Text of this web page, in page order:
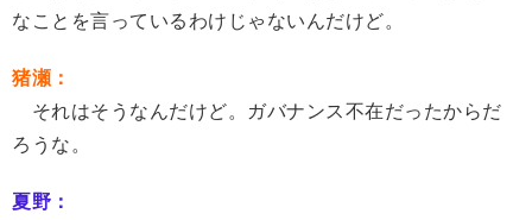
なことを言っているわけじゃないんだけど。
猪瀬：
それはそうなんだけど。ガバナンス不在だったからだ
ろうな。
夏野：